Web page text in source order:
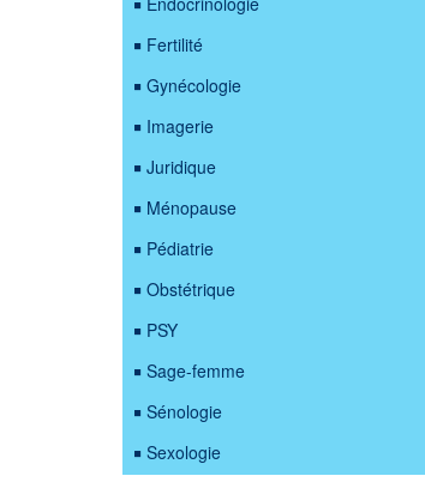
Fertilité
Gynécologie
Imagerie
Juridique
Ménopause
Pédiatrie
Obstétrique
PSY
Sage-femme
Sénologie
Sexologie